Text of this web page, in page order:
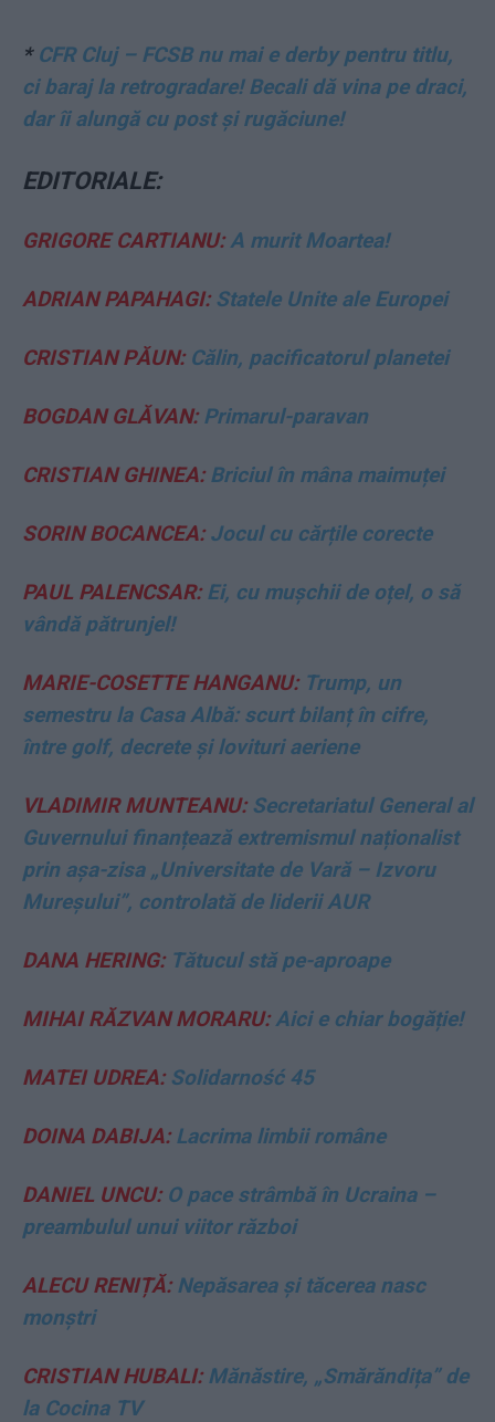
* CFR Cluj – FCSB nu mai e derby pentru titlu,
ci baraj la retrogradare! Becali dă vina pe draci,
dar îi alungă cu post și rugăciune!
EDITORIALE:
GRIGORE CARTIANU:A murit Moartea!
ADRIAN PAPAHAGI:Statele Unite ale Europei
CRISTIAN PĂUN:Călin, pacificatorul planetei
BOGDAN GLĂVAN:Primarul-paravan
CRISTIAN GHINEA:Briciul în mâna maimuței
SORIN BOCANCEA:Jocul cu cărțile corecte
PAUL PALENCSAR:Ei, cu mușchii de oțel, o să
vândă pătrunjel!
MARIE-COSETTE HANGANU:Trump, un
semestru la Casa Albă: scurt bilanț în cifre,
între golf, decrete și lovituri aeriene
VLADIMIR MUNTEANU:Secretariatul General al
Guvernului finanțează extremismul naționalist
prin așa-zisa „Universitate de Vară – Izvoru
Mureșului”, controlată de liderii AUR
DANA HERING:Tătucul stă pe-aproape
MIHAI RĂZVAN MORARU:Aici e chiar bogăție!
MATEI UDREA:Solidarność 45
DOINA DABIJA:Lacrima limbii române
DANIEL UNCU: O pace strâmbă în Ucraina –
preambulul unui viitor război
ALECU RENIȚĂ: Nepăsarea și tăcerea nasc
monștri
CRISTIAN HUBALI:Mănăstire, „Smărăndița” de
la Cocina TV